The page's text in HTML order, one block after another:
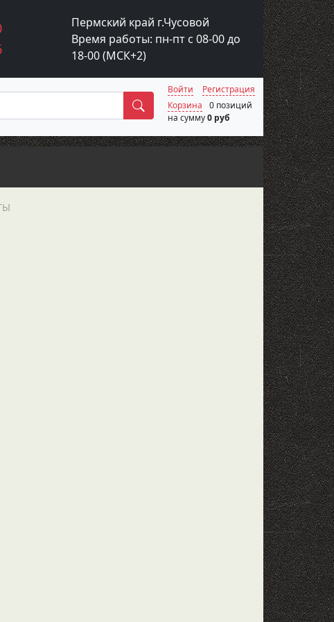
Пермский край г.Чусовой
Время работы: пн-пт с 08-00 до
18-00 (МСК+2)
Поиск
Войти
Регистрация
Корзина
0 позиций
на сумму0 руб